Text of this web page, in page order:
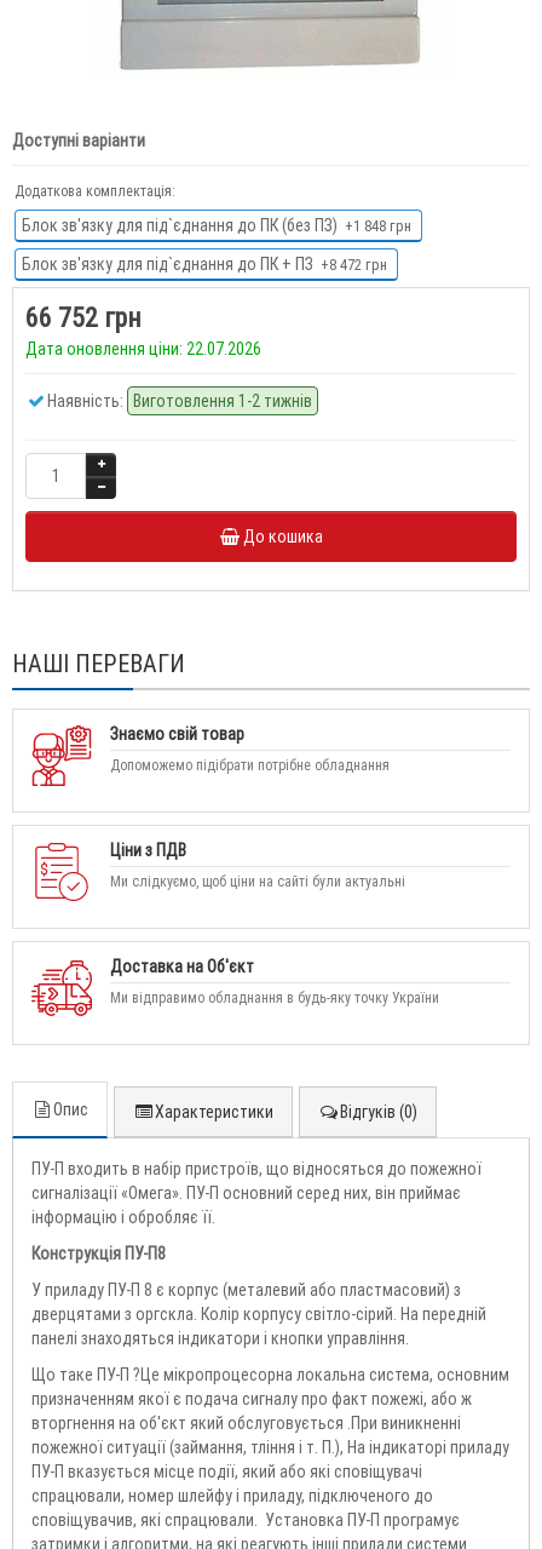
Доступні варіанти
Додаткова комплектація:
Блок зв'язку для під`єднання до ПК (без ПЗ) +1 848 грн
Блок зв'язку для під`єднання до ПК + ПЗ +8 472 грн
66 752 грн
Дата оновлення ціни: 22.07.2026
Наявність: Виготовлення 1-2 тижнів
До кошика
НАШІ ПЕРЕВАГИ
Знаємо свій товар
Допоможемо підібрати потрібне обладнання
Ціни з ПДВ
Ми слідкуємо, щоб ціни на сайті були актуальні
Доставка на Об'єкт
Ми відправимо обладнання в будь-яку точку України
Опис Характеристики Відгуків (0)
ПУ-П входить в набір пристроїв, що відносяться до пожежної
сигналізації «Омега». ПУ-П основний серед них, він приймає
інформацію і обробляє її.
Конструкція ПУ-П8
У приладу ПУ-П 8 є корпус (металевий або пластмасовий) з
дверцятами з оргскла. Колір корпусу світло-сірий. На передній
панелі знаходяться індикатори і кнопки управління.
Що таке ПУ-П ?Це мікропроцесорна локальна система, основним
призначенням якої є подача сигналу про факт пожежі, або ж
вторгнення на об'єкт який обслуговується .При виникненні
пожежної ситуації (займання, тління і т. П.), На індикаторі приладу
ПУ-П вказується місце події, який або які сповіщувачі
спрацювали, номер шлейфу і приладу, підключеного до
сповіщувачив, які спрацювали. Установка ПУ-П програмує
затримки і алгоритми, на які реагують інші прилади системи.